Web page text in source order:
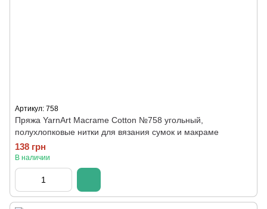
Артикул: 758
Пряжа YarnArt Macrame Cotton №758 угольный,
полухлопковые нитки для вязания сумок и макраме
138 грн
В наличии